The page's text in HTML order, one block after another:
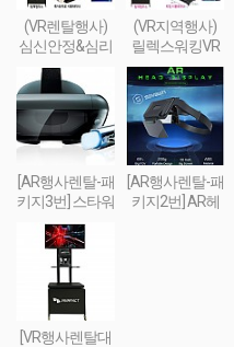
(VR렌탈행사)
심신안정&심리
치료&휴식 VR
세트 패키지
(VR지역행사)
릴렉스워킹VR
세트-Relax Walki
ng VR SET
[AR행사렌탈-패
키지3번] 스타워
즈 제다이 챌린
지 AR풀세트(제
다이검 + 센서 +
AR헤드셋 + 스
마트폰) + AR콘
텐츠세팅
[AR행사렌탈-패
키지2번] AR헤
[VR행사렌탈대